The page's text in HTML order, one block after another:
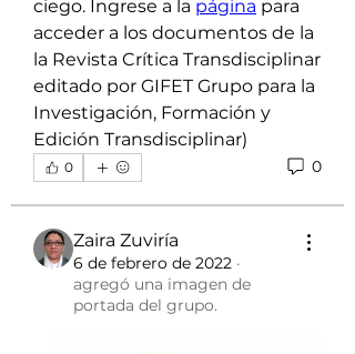
ciego. Ingrese a la página para
acceder a los documentos de la
la Revista Crítica Transdisciplinar
editado por GIFET Grupo para la
Investigación, Formación y
Edición Transdisciplinar)
0 0
Zaira Zuviría
6 de febrero de 2022 ·
agregó una imagen de
portada del grupo.